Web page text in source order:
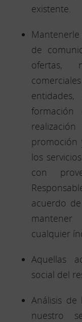
existente.
de
ofertas,
promoción
los
con
acuerdo
cualquier
Aquellas
social del
Análisis
nuestro